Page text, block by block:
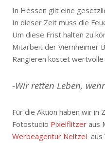
In Hessen gilt eine
In dieser Zeit muss die
Um diese Frist halten zu
Mitarbeit der Viernheimer
Rangieren kostet wertvolle
-Wir retten Leben,
Für die Aktion haben wir in
Fotostudio Pixelflitzer aus
Werbeagentur Neitzel aus